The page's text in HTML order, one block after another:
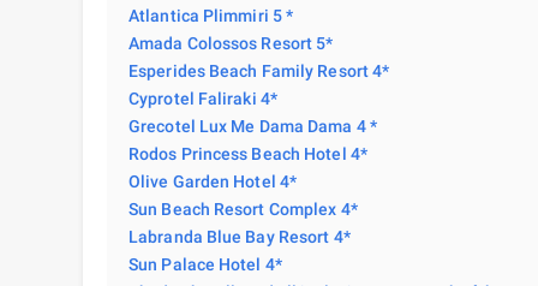
Atlantica Plimmiri 5 *
Amada Colossos Resort 5*
Esperides Beach Family Resort 4*
Cyprotel Faliraki 4*
Grecotel Lux Me Dama Dama 4 *
Rodos Princess Beach Hotel 4*
Olive Garden Hotel 4*
Sun Beach Resort Complex 4*
Labranda Blue Bay Resort 4*
Sun Palace Hotel 4*